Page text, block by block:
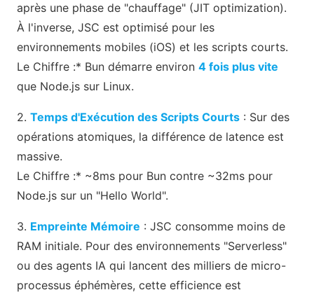
après une phase de "chauffage" (JIT optimization).
À l'inverse, JSC est optimisé pour les
environnements mobiles (iOS) et les scripts courts.
Le Chiffre :* Bun démarre environ 4 fois plus vite
que Node.js sur Linux.
2. Temps d'Exécution des Scripts Courts : Sur des
opérations atomiques, la différence de latence est
massive.
Le Chiffre :* ~8ms pour Bun contre ~32ms pour
Node.js sur un "Hello World".
3. Empreinte Mémoire : JSC consomme moins de
RAM initiale. Pour des environnements "Serverless"
ou des agents IA qui lancent des milliers de micro-
processus éphémères, cette efficience est